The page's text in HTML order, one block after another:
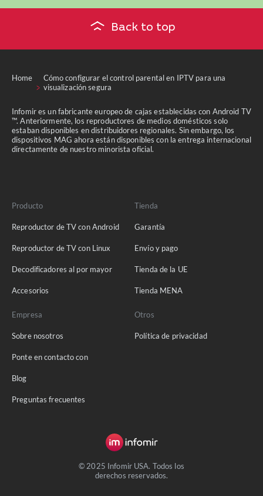
Back to top
Home
Cómo configurar el control parental en IPTV para una
visualización segura
Infomir es un fabricante europeo de cajas establecidas con Android TV
™. Anteriormente, los reproductores de medios domésticos solo
estaban disponibles en distribuidores regionales. Sin embargo, los
dispositivos MAG ahora están disponibles con la entrega internacional
directamente de nuestro minorista oficial.
Producto
Reproductor de TV con Android
Reproductor de TV con Linux
Decodificadores al por mayor
Accesorios
Tienda
Garantía
Envío y pago
Tienda de la UE
Tienda MENA
Empresa
Sobre nosotros
Ponte en contacto con
Blog
Preguntas frecuentes
Otros
Política de privacidad
© 2025 Infomir USA. Todos los
derechos reservados.